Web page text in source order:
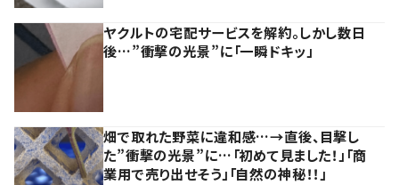
ヤクルトの宅配サービスを解約。しかし数日
後…”衝撃の光景”に「一瞬ドキッ」
畑で取れた野菜に違和感…→直後、目撃し
た”衝撃の光景”に…「初めて見ました！」「商
業用で売り出せそう」「自然の神秘！！」